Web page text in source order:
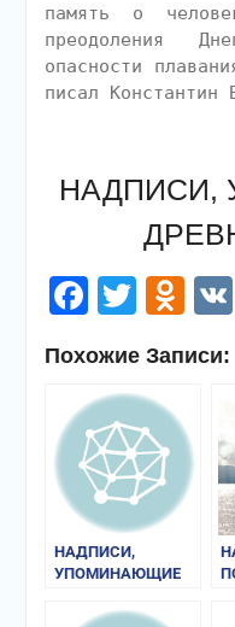
память о
преодоления
опасности
писал Константин
Похожие Записи:
НАДПИСИ,
УПОМИНАЮЩИЕ
СЕВЕРО-